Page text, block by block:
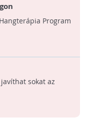
Program
sokat az